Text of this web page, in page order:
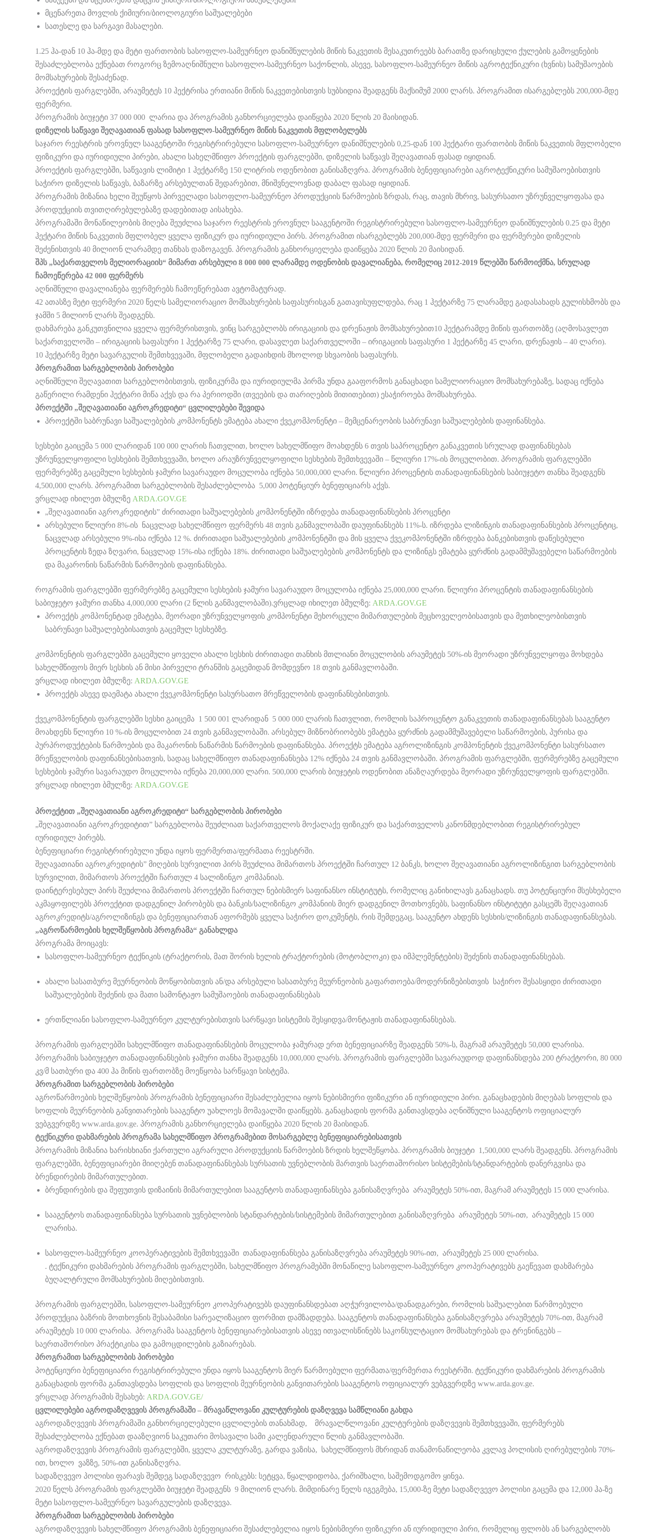
მცენარეთა მოვლის ქიმიური/ბიოლოგიური საშუალებები
სათესლე და სარგავი მასალები.
1.25 ჰა-დან 10 ჰა-მდე და მეტი ფართობის სასოფლო-სამეურნეო დანიშნულების მიწის ნაკვეთის მესაკუთრეებს ბარათზე დარიცხული ქულების გამოყენების
შესაძლებლობა ექნებათ როგორც ზემოაღნიშნული სასოფლო-სამეურნეო საქონლის, ასევე, სასოფლო-სამეურნეო მიწის აგროტექნიკური (ხვნის) სამუშაოების
მომსახურების შესაძენად.
პროექტის ფარგლებში, არაუმეტეს 10 ჰექტრისა ერთიანი მიწის ნაკვეთებისთვის სუბსიდია შეადგენს მაქსიმუმ 2000 ლარს. პროგრამით ისარგებლებს 200,000-მდე
ფერმერი.
პროგრამის ბიუჯეტი 37 000 000 ლარია და პროგრამის განხორციელება დაიწყება 2020 წლის 20 მაისიდან.
დიზელის საწვავი შეღავათიან ფასად სასოფლო-სამეურნეო მიწის ნაკვეთის მფლობელებს
საჯარო რეესტრის ეროვნულ სააგენტოში რეგისტრირებული სასოფლო-სამეურნეო დანიშნულების 0,25-დან 100 ჰექტარი ფართობის მიწის ნაკვეთის მფლობელი
ფიზიკური და იურიდიული პირები, ახალი სახელმწიფო პროექტის ფარგლებში, დიზელის საწვავს შეღავათიან ფასად იყიდიან.
პროექტის ფარგლებში, საწვავის ლიმიტი 1 ჰექტარზე 150 ლიტრის ოდენობით განისაზღვრა. პროგრამის ბენეფიციარები აგროტექნიკური სამუშაოებისთვის
საჭირო დიზელის საწვავს, ბაზარზე არსებულთან შედარებით, მნიშვნელოვნად დაბალ ფასად იყიდიან.
პროგრამის მიზანია ხელი შეუწყოს პირველადი სასოფლო-სამეურნეო პროდუქციის წარმოების ზრდას, რაც, თავის მხრივ, სასურსათო უზრუნველყოფასა და
პროდუქციის თვითღირებულებაზე დადებითად აისახება.
პროგრამაში მონაწილეობის მიღება შეუძლია საჯარო რეესტრის ეროვნულ სააგენტოში რეგისტრირებული სასოფლო-სამეურნეო დანიშნულების 0.25 და მეტი
ჰექტარი მიწის ნაკვეთის მფლობელ ყველა ფიზიკურ და იურიდიული პირს. პროგრამით ისარგებლებს 200,000-მდე ფერმერი და ფერმერები დიზელის
შეძენისთვის 40 მილიონ ლარამდე თანხას დაზოგავენ. პროგრამის განხორციელება დაიწყება 2020 წლის 20 მაისიდან.
შპს „საქართველოს მელიორაციის“ მიმართ არსებული 8 000 000 ლარამდე ოდენობის დავალიანება, რომელიც 2012-2019 წლებში წარმოიქმნა, სრულად
ჩამოეწერება 42 000 ფერმერს
აღნიშნული დავალიანება ფერმერებს ჩამოეწერებათ ავტომატურად.
42 ათასზე მეტი ფერმერი 2020 წელს სამელიორაციო მომსახურების საფასურისგან გათავისუფლდება, რაც 1 ჰექტარზე 75 ლარამდე გადასახადს გულისხმობს და
ჯამში 5 მილიონ ლარს შეადგენს.
დახმარება განკუთვნილია ყველა ფერმერისთვის, ვინც სარგებლობს ირიგაციის და დრენაჟის მომსახურებით10 ჰექტარამდე მიწის ფართობზე (აღმოსავლეთ
საქართველოში – ირიგაციის საფასური 1 ჰექტარზე 75 ლარი, დასავლეთ საქართველოში – ირიგაციის საფასური 1 ჰექტარზე 45 ლარი, დრენაჟის – 40 ლარი).
10 ჰექტარზე მეტი სავარგულის შემთხვევაში, მფლობელი გადაიხდის მხოლოდ სხვაობის საფასურს.
პროგრამით სარგებლობის პირობები
აღნიშნული შეღავათით სარგებლობისთვის, ფიზიკურმა და იურიდიულმა პირმა უნდა გააფორმოს განაცხადი სამელიორაციო მომსახურებაზე, სადაც იქნება
გაწერილი რამდენი ჰექტარი მიწა აქვს და რა პერიოდში (თვეების და თარიღების მითითებით) ესაჭიროება მომსახურება.
პროექტში „შეღავათიანი აგროკრედიტი“ ცვლილებები შევიდა
პროექტში საბრუნავი საშუალებების კომპონენტს ემატება ახალი ქვეკომპონენტი – მემცენარეობის საბრუნავი საშუალებების დაფინანსება.
სესხები გაიცემა 5 000 ლარიდან 100 000 ლარის ჩათვლით, ხოლო სახელმწიფო მოახდენს 6 თვის საპროცენტო განაკვეთის სრულად დაფინანსებას
უზრუნველყოფილი სესხების შემთხვევაში, ხოლო არაუზრუნველყოფილი სესხების შემთხვევაში – წლიური 17%-ის მოცულობით. პროგრამის ფარგლებში
ფერმერებზე გაცემული სესხების ჯამური სავარაუდო მოცულობა იქნება 50,000,000 ლარი. წლიური პროცენტის თანადაფინანსების საბიუჯეტო თანხა შეადგენს
4,500,000 ლარს. პროგრამით სარგებლობის შესაძლებლობა 5,000 პოტენციურ ბენეფიციარს აქვს.
ვრცლად იხილეთ ბმულზე ARDA.GOV.GE
„შეღავათიანი აგროკრედიტის” ძირითადი საშუალებების კომპონენტში იზრდება თანადაფინანსების პროცენტი
არსებული წლიური 8%-ის ნაცვლად სახელმწიფო ფერმერს 48 თვის განმავლობაში დაუფინანსებს 11%-ს. იზრდება ლიზინგის თანადაფინანსების პროცენტიც,
ნაცვლად არსებული 9%-ისა იქნება 12 %. ძირითადი საშუალებების კომპონენტში და მის ყველა ქვეკომპონენტში იზრდება ბანკებისთვის დაწესებული
პროცენტის ზედა ზღვარი, ნაცვლად 15%-ისა იქნება 18%. ძირითადი საშუალებების კომპონენტს და ლიზინგს ემატება ყურძნის გადამმუშავებელი საწარმოების
და მაკარონის ნაწარმის წარმოების დაფინანსება.
როგრამის ფარგლებში ფერმერებზე გაცემული სესხების ჯამური სავარაუდო მოცულობა იქნება 25,000,000 ლარი. წლიური პროცენტის თანადაფინანსების
საბიუჯეტო ჯამური თანხა 4,000,000 ლარი (2 წლის განმავლობაში).ვრცლად იხილეთ ბმულზე: ARDA.GOV.GE
პროექტს კომპონენტად ემატება, მეორადი უზრუნველყოფის კომპონენტი მეხორცული მიმართულების მეცხოველეობისათვის და მეთხილეობისთვის
საბრუნავი საშუალებებისათვის გაცემულ სესხებზე.
კომპონენტის ფარგლებში გაცემული ყოველი ახალი სესხის ძირითადი თანხის მთლიანი მოცულობის არაუმეტეს 50%-ის მეორადი უზრუნველყოფა მოხდება
სახელმწიფოს მიერ სესხის ან მისი პირველი ტრანშის გაცემიდან მომდევნო 18 თვის განმავლობაში.
ვრცლად იხილეთ ბმულზე: ARDA.GOV.GE
პროექტს ასევე დაემატა ახალი ქვეკომპონენტი სასურსათო მრეწველობის დაფინანსებისთვის.
ქვეკომპონენტის ფარგლებში სესხი გაიცემა 1 500 001 ლარიდან 5 000 000 ლარის ჩათვლით, რომლის საპროცენტო განაკვეთის თანადაფინანსებას სააგენტო
მოახდენს წლიური 10 %-ის მოცულობით 24 თვის განმავლობაში. არსებულ მიზნობრიობებს ემატება ყურძნის გადამმუშავებელი საწარმოების, პურისა და
პურპროდუქტების წარმოების და მაკარონის ნაწარმის წარმოების დაფინანსება. პროექტს ემატება აგროლიზინგის კომპონენტის ქვეკომპონენტი სასურსათო
მრეწველობის დაფინანსებისათვის, სადაც სახელმწიფო თანადაფინანსება 12% იქნება 24 თვის განმავლობაში. პროგრამის ფარგლებში, ფერმერებზე გაცემული
სესხების ჯამური სავარაუდო მოცულობა იქნება 20,000,000 ლარი. 500,000 ლარის ბიუჯეტის ოდენობით ანაზღაურდება მეორადი უზრუნველყოფის ფარგლებში.
ვრცლად იხილეთ ბმულზე: ARDA.GOV.GE
პროექტით „შეღავათიანი აგროკრედიტი“ სარგებლობის პირობები
„შეღავათიანი აგროკრედიტით” სარგებლობა შეუძლიათ საქართველოს მოქალაქე ფიზიკურ და საქართველოს კანონმდებლობით რეგისტრირებულ
იურიდიულ პირებს.
ბენეფიციარი რეგისტრირებული უნდა იყოს ფერმერთა/ფერმათა რეესტრში.
შეღავათიანი აგროკრედიტის” მიღების სურვილით პირს შეუძლია მიმართოს პროექტში ჩართულ 12 ბანკს, ხოლო შეღავათიანი აგროლიზინგით სარგებლობის
სურვილით, მიმართოს პროექტში ჩართულ 4 სალიზინგო კომპანიას.
დაინტერესებულ პირს შეუძლია მიმართოს პროექტში ჩართულ ნებისმიერ საფინანსო ინსტიტუტს, რომელიც განიხილავს განაცხადს. თუ პოტენციური მსესხებელი
აკმაყოფილებს პროექტით დადგენილ პირობებს და ბანკის/სალიზინგო კომპანიის მიერ დადგენილ მოთხოვნებს, საფინანსო ინსტიტუტი გასცემს შეღავათიან
აგროკრედიტს/აგროლიზინგს და ბენეფიციართან აფორმებს ყველა საჭირო დოკუმენტს, რის შემდეგაც, სააგენტო ახდენს სესხის/ლიზინგის თანადაფინანსებას.
„აგროწარმოების ხელშეწყობის პროგრამა“ განახლდა
პროგრამა მოიცავს:
სასოფლო-სამეურნეო ტექნიკის (ტრაქტორის, მათ შორის ხელის ტრაქტორების (მოტობლოკი) და იმპლემენტების) შეძენის თანადაფინანსებას.
ახალი სასათბურე მეურნეობის მოწყობისთვის ან/და არსებული სასათბურე მეურნეობის გაფართოება/მოდერნიზებისთვის საჭირო შესასყიდი ძირითადი
საშუალებების შეძენის და მათი სამონტაჟო სამუშაოების თანადაფინანსებას
ერთწლიანი სასოფლო-სამეურნეო კულტურებისთვის სარწყავი სისტემის შესყიდვა/მონტაჟის თანადაფინანსებას.
პროგრამის ფარგლებში სახელმწიფო თანადაფინანსების მოცულობა ჯამურად ერთ ბენეფიციარზე შეადგენს 50%-ს, მაგრამ არაუმეტეს 50,000 ლარისა.
პროგრამის საბიუჯეტო თანადაფინანსების ჯამური თანხა შეადგენს 10,000,000 ლარს. პროგრამის ფარგლებში სავარაუდოდ დაფინანსდება 200 ტრაქტორი, 80 000
კვ/მ სათბური და 400 ჰა მიწის ფართობზე მოეწყობა სარწყავი სისტემა.
პროგრამით სარგებლობის პირობები
აგროწარმოების ხელშეწყობის პროგრამის ბენეფიციარი შესაძლებელია იყოს ნებისმიერი ფიზიკური ან იურიდიული პირი. განაცხადების მიღებას სოფლის და
სოფლის მეურნეობის განვითარების სააგენტო უახლოეს მომავალში დაიწყებს. განაცხადის ფორმა განთავსდება აღნიშნული სააგენტოს ოფიციალურ
ვებგვერდზე www.arda.gov.ge. პროგრამის განხორციელება დაიწყება 2020 წლის 20 მაისიდან.
ტექნიკური დახმარების პროგრამა სახელმწიფო პროგრამებით მოსარგებლე ბენეფიციარებისათვის
პროგრამის მიზანია ხარისხიანი ქართული აგრარული პროდუქციის წარმოების ზრდის ხელშეწყობა. პროგრამის ბიუჯეტი 1,500,000 ლარს შეადგენს. პროგრამის
ფარგლებში, ბენეფიციარები მიიღებენ თანადაფინანსებას სურსათის უვნებლობის მართვის საერთაშორისო სისტემების/სტანდარტების დანერგვისა და
ბრენდირების მიმართულებით.
ბრენდირების და შეფუთვის დიზაინის მიმართულებით სააგენტოს თანადაფინანსება განისაზღვრება არაუმეტეს 50%-ით, მაგრამ არაუმეტეს 15 000 ლარისა.
სააგენტოს თანადაფინანსება სურსათის უვნებლობის სტანდარტების/სისტემების მიმართულებით განისაზღვრება არაუმეტეს 50%-ით, არაუმეტეს 15 000
ლარისა.
სასოფლო-სამეურნეო კოოპერატივების შემთხვევაში თანადაფინანსება განისაზღვრება არაუმეტეს 90%-ით, არაუმეტეს 25 000 ლარისა.
. ტექნიკური დახმარების პროგრამის ფარგლებში, სახელმწიფო პროგრამებში მონაწილე სასოფლო-სამეურნეო კოოპერატივებს გაეწევათ დახმარება
ბუღალტრული მომსახურების მიღებისთვის.
პროგრამის ფარგლებში, სასოფლო-სამეურნეო კოოპერატივებს დაუფინანსდებათ აღჭურვილობა/დანადგარები, რომლის საშუალებით წარმოებული
პროდუქცია ბაზრის მოთხოვნის შესაბამისი სარეალიზაციო ფორმით დამზადდება. სააგენტოს თანადაფინანსება განისაზღვრება არაუმეტეს 70%-ით, მაგრამ
არაუმეტეს 10 000 ლარისა. პროგრამა სააგენტოს ბენეფიციარებისათვის ასევე ითვალისწინებს საკონსულტაციო მომსახურებას და ტრენინგებს –
საერთაშორისო პრაქტიკისა და გამოცდილების გაზიარებას.
პროგრამით სარგებლობის პირობები
პოტენციური ბენეფიციარი რეგისტრირებული უნდა იყოს სააგენტოს მიერ წარმოებული ფერმათა/ფერმერთა რეესტრში. ტექნიკური დახმარების პროგრამის
განაცხადის ფორმა განთავსდება სოფლის და სოფლის მეურნეობის განვითარების სააგენტოს ოფიციალურ ვებგვერდზე www.arda.gov.ge.
ვრცლად პროგრამის შესახებ: ARDA.GOV.GE/
ცვლილებები აგროდაზღვევის პროგრამაში – მრავაწლოვანი კულტურების დაზღვევა სამწლიანი გახდა
აგროდაზღვევის პროგრამაში განხორციელებული ცვლილების თანახმად, მრავალწლოვანი კულტურების დაზღვევის შემთხვევაში, ფერმერებს
შესაძლებლობა ექნებათ დააზღვიონ საკუთარი მოსავალი სამი კალენდარული წლის განმავლობაში.
აგროდაზღვევის პროგრამის ფარგლებში, ყველა კულტურაზე, გარდა ვაზისა, სახელმწიფოს მხრიდან თანამონაწილეობა კვლავ პოლისის ღირებულების 70%-
ით, ხოლო ვაზზე, 50%-ით განისაზღვრა.
სადაზღვევო პოლისი ფარავს შემდეგ სადაზღვევო რისკებს: სეტყვა, წყალდიდობა, ქარიშხალი, საშემოდგომო ყინვა.
2020 წელს პროგრამის ფარგლებში ბიუჯეტი შეადგენს 9 მილიონ ლარს. მიმდინარე წელს იგეგმება, 15,000-ზე მეტი სადაზღვევო პოლისი გაცემა და 12,000 ჰა-ზე
მეტი სასოფლო-სამეურნეო სავარგულების დაზღვევა.
პროგრამით სარგებლობის პირობები
აგროდაზღვევის სახელმწიფო პროგრამის ბენეფიციარი შესაძლებელია იყოს ნებისმიერი ფიზიკური ან იურიდიული პირი, რომელიც ფლობს ან სარგებლობს